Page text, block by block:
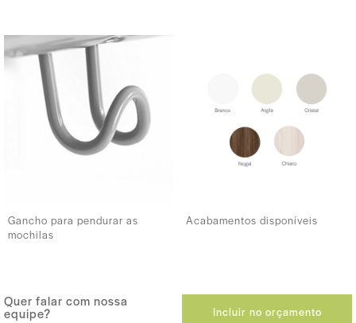
Gancho para pendurar as
mochilas
Acabamentos disponíveis
Quer falar com nossa
equipe? Incluir no orçamento